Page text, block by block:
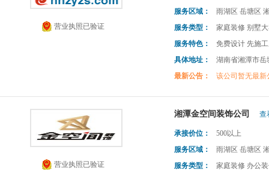
营业执照已验证
服务区域：
雨湖区 岳塘区
服务类型：
家庭装修 别墅
服务特色：
免费设计 先施
具体地址：
湖南省湘潭市岳
最新公告：
该公司暂无最新
营业执照已验证
湘潭金空间装饰公司 查
承接价位：
500以上
服务区域：
雨湖区 岳塘区
服务类型：
家庭装修 办公